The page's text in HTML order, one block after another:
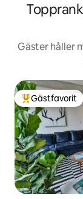
Gäster håller
Populär
Gästfavorit